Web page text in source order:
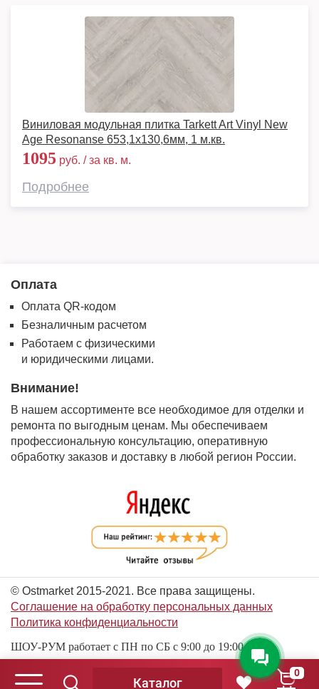
Виниловая модульная плитка Tarkett Art Vinyl New
Age Resonanse 653,1х130,6мм, 1 м.кв.
1095 руб. / за кв. м.
Подробнее
Оплата
Оплата QR-кодом
Безналичным расчетом
Работаем с физическими
и юридическими лицами.
Внимание!
В нашем ассортименте все необходимое для отделки и
ремонта по выгодным ценам. Мы обеспечиваем
профессиональную консультацию, оперативную
обработку заказов и доставку в любой регион России.
© Ostmarket 2015-2021. Все права защищены.
Соглашение на обработку персональных данных
Политика конфиденциальности
ШОУ-РУМ работает с ПН по СБ с 9:00 до 19:00
© Ostmarket 2015-2026. Все права защищены.
Каталог
0